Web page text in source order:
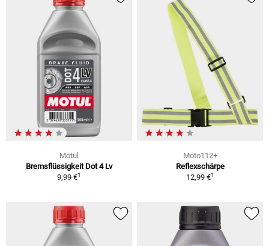
Motul
Bremsflüssigkeit Dot 4 Lv
9,99 €1
Moto112+
Reflexschärpe
12,99 €1